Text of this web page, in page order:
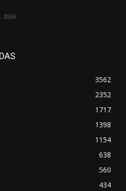
2026
3562
2352
1717
1398
1154
638
560
434